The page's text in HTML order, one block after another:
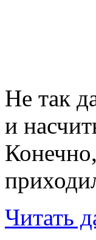
Не так
и
Читать